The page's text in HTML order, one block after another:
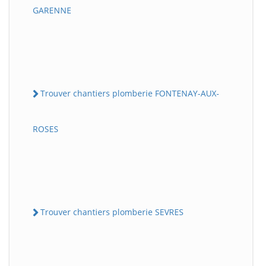
GARENNE
Trouver chantiers plomberie FONTENAY-AUX-
ROSES
Trouver chantiers plomberie SEVRES